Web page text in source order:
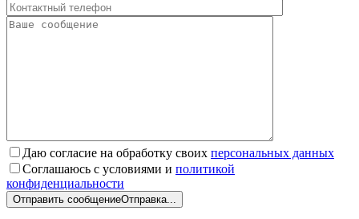
Даю согласие на обработку своих персональных данных
Соглашаюсь с условиями и политикой
конфиденциальности
Отправить сообщениеОтправка...